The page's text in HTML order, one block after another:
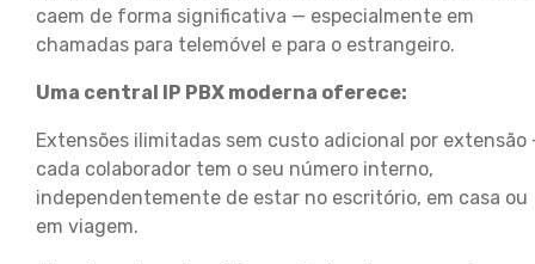
caem de forma significativa — especialmente em
chamadas para telemóvel e para o estrangeiro.
Uma central IP PBX moderna oferece:
Extensões ilimitadas sem custo adicional por extensão
cada colaborador tem o seu número interno,
independentemente de estar no escritório, em casa ou
em viagem.